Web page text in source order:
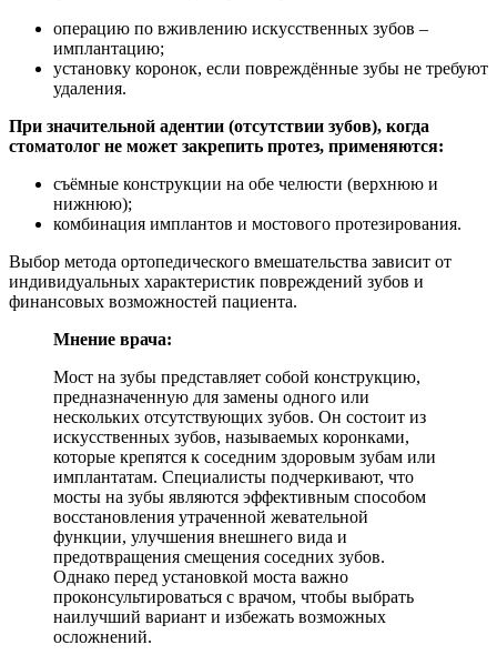
операцию по вживлению искусственных зубов –
имплантацию;
установку коронок, если повреждённые зубы не требуют
удаления.
При значительной адентии (отсутствии зубов), когда
стоматолог не может закрепить протез, применяются:
съёмные конструкции на обе челюсти (верхнюю и
нижнюю);
комбинация имплантов и мостового протезирования.
Выбор метода ортопедического вмешательства зависит от
индивидуальных характеристик повреждений зубов и
финансовых возможностей пациента.
Мнение врача:
Мост на зубы представляет собой конструкцию,
предназначенную для замены одного или
нескольких отсутствующих зубов. Он состоит из
искусственных зубов, называемых коронками,
которые крепятся к соседним здоровым зубам или
имплантатам. Специалисты подчеркивают, что
мосты на зубы являются эффективным способом
восстановления утраченной жевательной
функции, улучшения внешнего вида и
предотвращения смещения соседних зубов.
Однако перед установкой моста важно
проконсультироваться с врачом, чтобы выбрать
наилучший вариант и избежать возможных
осложнений.